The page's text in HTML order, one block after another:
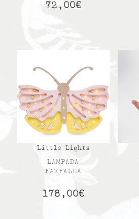
72,00€
Little Lights
LAMPADA
FARFALLA
178,00€